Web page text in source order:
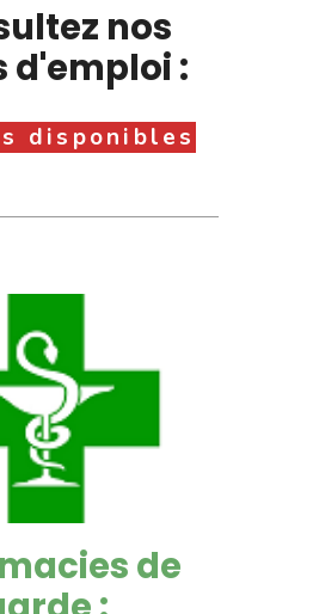
nos
d'emploi :
disponibles
de